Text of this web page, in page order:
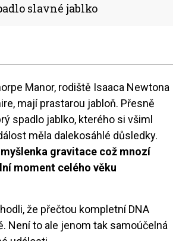
slavné jablko
Manor, rodiště Isaaca Newtona
mají prastarou jabloň. Přesně
spadlo jablko, kterého si všiml
měla dalekosáhlé důsledky.
gravitace což mnozí
moment celého věku
že přečtou kompletní DNA
Není to ale jenom tak samoúčelná